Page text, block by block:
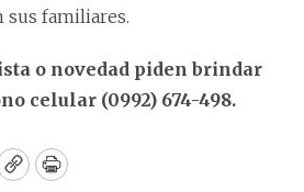
familiares.
o novedad piden brindar
celular (0992) 674-498.
CopyPrint